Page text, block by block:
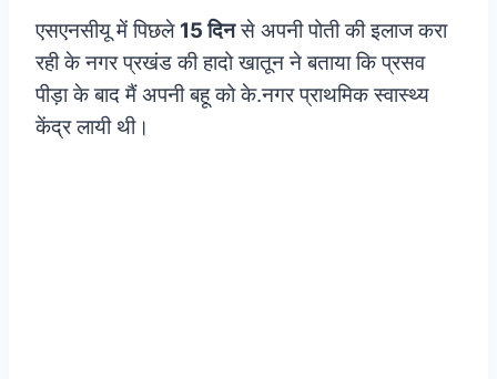
एसएनसीयू में पिछले 15 दिनसे अपनी पोती की इलाज करा
रही के नगर प्रखंड की हादो खातून ने बताया कि प्रसव
पीड़ा के बाद मैं अपनी बहू को के.नगर प्राथमिक स्वास्थ्य
केंद्र लायी थी।